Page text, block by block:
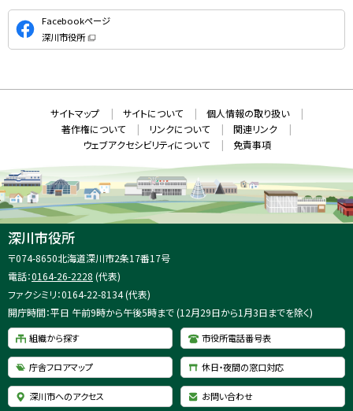
公
式
S
Facebookページ
深川市役所
（
ン
で
開
き
ま
す
メ
ニ
ュ
ー
報
サイトマップ サイトについて
個人情報の取り扱い
著作権について
リンクについて
関連リンク
ウェブアクセシビリティについて
免責事項
深川市役所
住
所
〒074-8650北海道深川市2条17番17号
電話：0164-26-2228 (代表)
ファクシミリ：0164-22-8134 (代表)
開庁時間：平日 午前9時から午後5時まで (12月29日から1月3日までを除く)
組織から探す 市役所電話番号表
庁舎フロアマップ 休日・夜間の窓口対応
深川市へのアクセス お問い合わせ